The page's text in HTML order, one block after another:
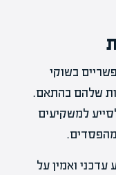
בשוקי
שלהם בהתאם.
למשקיעים
ואמין על